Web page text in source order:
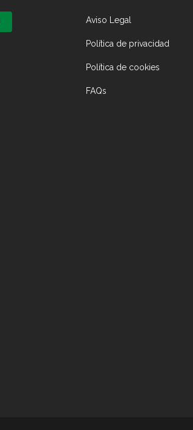
Aviso Legal
Política de privacidad
Política de cookies
FAQs